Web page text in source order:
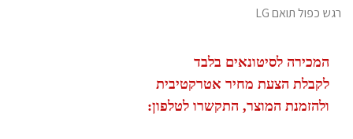
רגש כפול תואם LG
המכירה לסיטונאים בלבד
לקבלת הצעת מחיר אטרקטיבית
ולהזמנת המוצר, התקשרו לטלפון: